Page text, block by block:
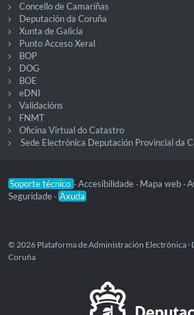
Concello de Camariñas
Deputación da Coruña
Xunta de Galicia
Punto Acceso Xeral
BOP
DOG
BOE
eDNI
Validacións
FNMT
Oficina Virtual do Catastro
Sede Electrónica Deputación Provincial da
Soporte técnico -Accesibilidade - Mapa web -
Seguridade - Axuda
© 2026 Plataforma de Administración Electrónica ·
Coruña